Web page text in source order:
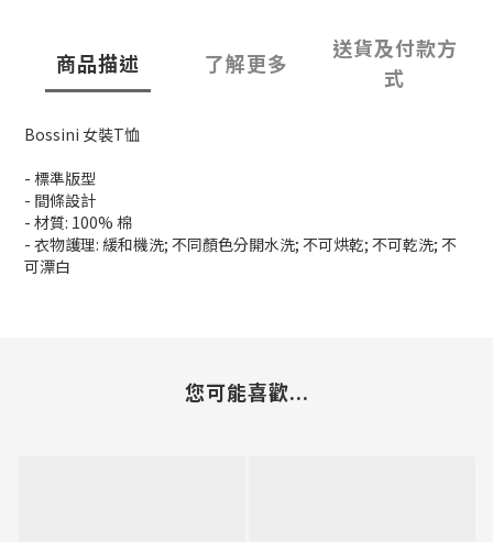
商品描述 了解更多
送貨及付款方
式
Bossini 女裝T恤
- 標準版型
- 間條設計
- 材質: 100% 棉
- 衣物護理: 緩和機洗; 不同顏色分開水洗; 不可烘乾; 不可乾洗; 不
可漂白
您可能喜歡...